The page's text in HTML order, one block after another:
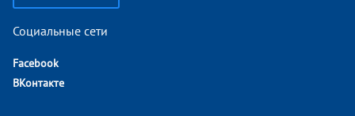
Социальные сети
Facebook
ВКонтакте